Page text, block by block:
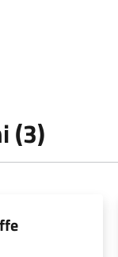
(3)